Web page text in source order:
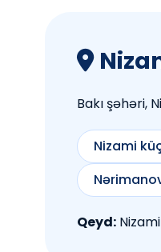
Bakı şəhəri,
Nizami
Qeyd: